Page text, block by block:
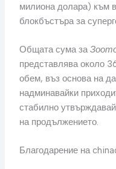
милиона долара) към
блокбъстъра за
Общата сума за
представлява около
обем, въз основа на
надминавайки
стабилно
на продължението.
Благодарение на